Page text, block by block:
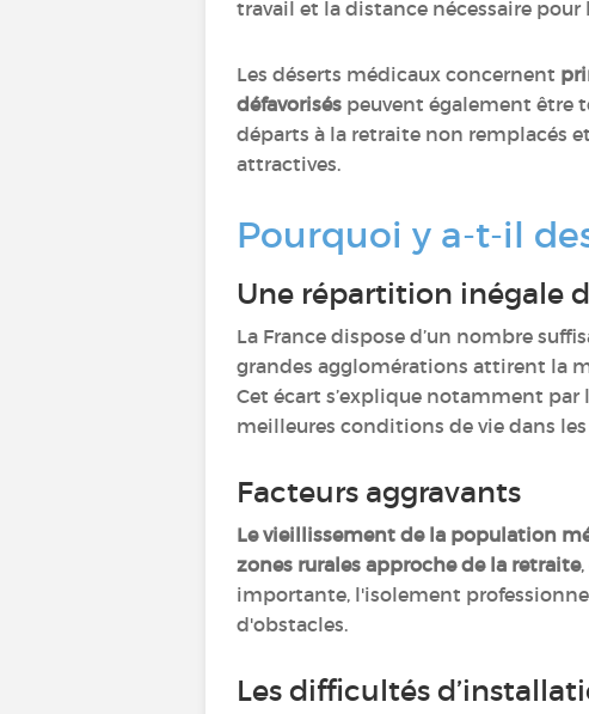
travail et la distance nécessaire pour
Les déserts médicaux concernent
défavorisés peuvent également être
départs à la retraite non remplacés
attractives.
Pourquoi y a-t-il
Une répartition inégale
La France dispose d’un nombre
grandes agglomérations attirent la
Cet écart s’explique notamment
meilleures conditions de vie dans
Facteurs aggravants
Le vieillissement de la population
zones rurales approche de la retraite
importante, l'isolement
d'obstacles.
Les difficultés